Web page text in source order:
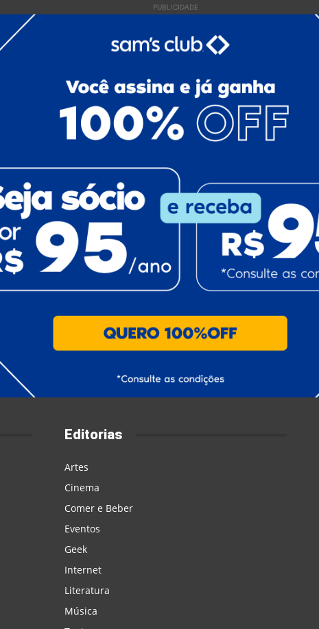
PUBLICIDADE
Editorias
Artes
Cinema
Comer e Beber
Eventos
Geek
Internet
Literatura
Música